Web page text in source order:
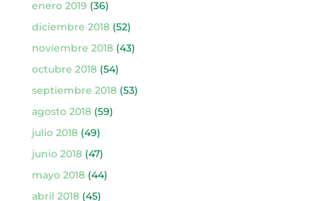
enero 2019 (36)
diciembre 2018(52)
noviembre 2018(43)
octubre 2018(54)
septiembre 2018(53)
agosto 2018(59)
julio 2018(49)
junio 2018(47)
mayo 2018(44)
abril 2018(45)